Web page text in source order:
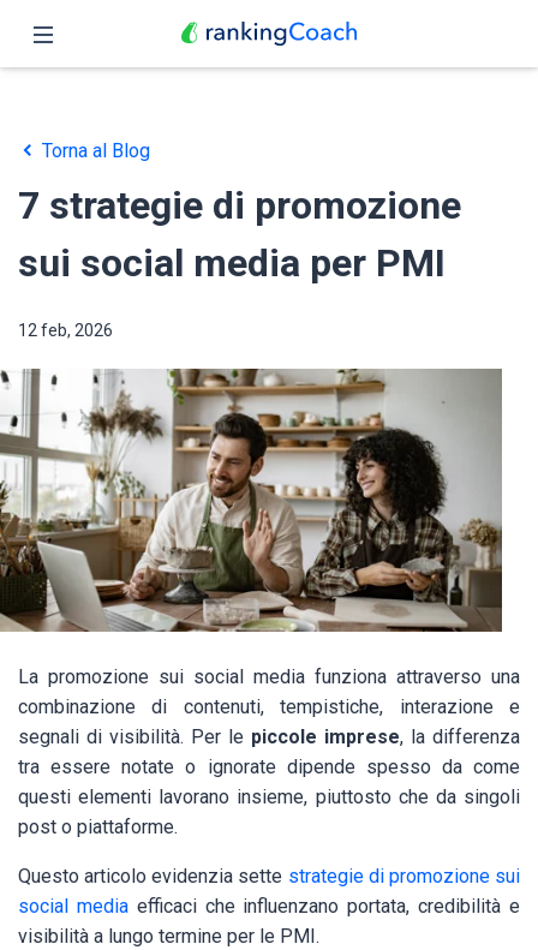
Funzioni
Prezzo
Partner
Blog
Italiano
Torna al Blog
7 strategie di promozione
sui social media per PMI
12 feb, 2026
La promozione sui social media funziona attraverso una
combinazione di contenuti, tempistiche, interazione e
segnali di visibilità. Per le piccole imprese, la differenza
tra essere notate o ignorate dipende spesso da come
questi elementi lavorano insieme, piuttosto che da singoli
post o piattaforme.
Questo articolo evidenzia sette strategie di promozione sui
social mediaefficaci che influenzano portata, credibilità e
visibilità a lungo termine per le PMI.